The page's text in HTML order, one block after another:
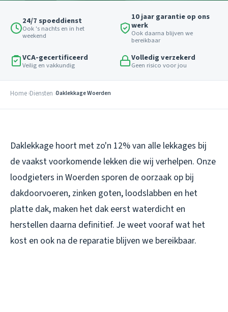
24/7 spoeddienst
Ook 's nachts en in het
weekend
10 jaar garantie op ons
werk
Ook daarna blijven we
bereikbaar
VCA-gecertificeerd
Veilig en vakkundig
Volledig verzekerd
Geen risico voor jou
Home Diensten Daklekkage Woerden
Daklekkage hoort met zo'n 12% van alle lekkages bij
de vaakst voorkomende lekken die wij verhelpen. Onze
loodgieters in Woerden sporen de oorzaak op bij
dakdoorvoeren, zinken goten, loodslabben en het
platte dak, maken het dak eerst waterdicht en
herstellen daarna definitief. Je weet vooraf wat het
kost en ook na de reparatie blijven we bereikbaar.